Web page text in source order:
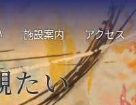
施設案内 アクセス
たい